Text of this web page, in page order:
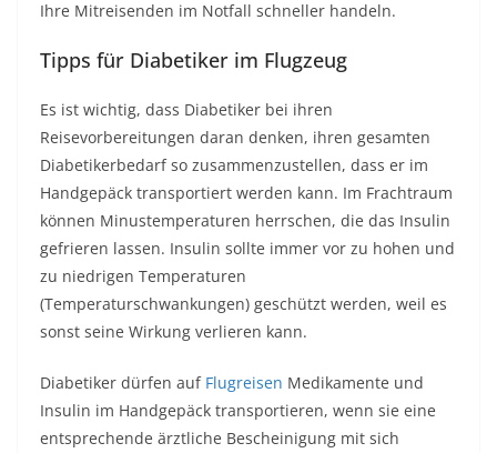
Ihre Mitreisenden im Notfall schneller handeln.
Tipps für Diabetiker im Flugzeug
Es ist wichtig, dass Diabetiker bei ihren
Reisevorbereitungen daran denken, ihren gesamten
Diabetikerbedarf so zusammenzustellen, dass er im
Handgepäck transportiert werden kann. Im Frachtraum
können Minustemperaturen herrschen, die das Insulin
gefrieren lassen. Insulin sollte immer vor zu hohen und
zu niedrigen Temperaturen
(Temperaturschwankungen) geschützt werden, weil es
sonst seine Wirkung verlieren kann.
Diabetiker dürfen auf Flugreisen Medikamente und
Insulin im Handgepäck transportieren, wenn sie eine
entsprechende ärztliche Bescheinigung mit sich